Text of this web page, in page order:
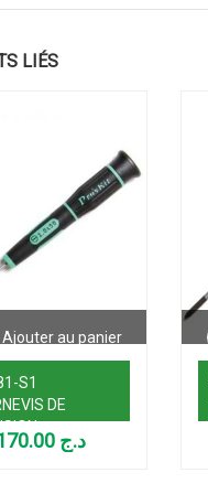
LIÉS
Ajouter au panier
S1
DE
د.ج 170.00